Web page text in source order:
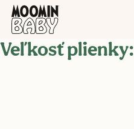
Veľkosť plienky: